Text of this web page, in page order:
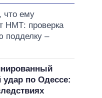
что ему
НМТ: проверка
подделку –
по Одессе: